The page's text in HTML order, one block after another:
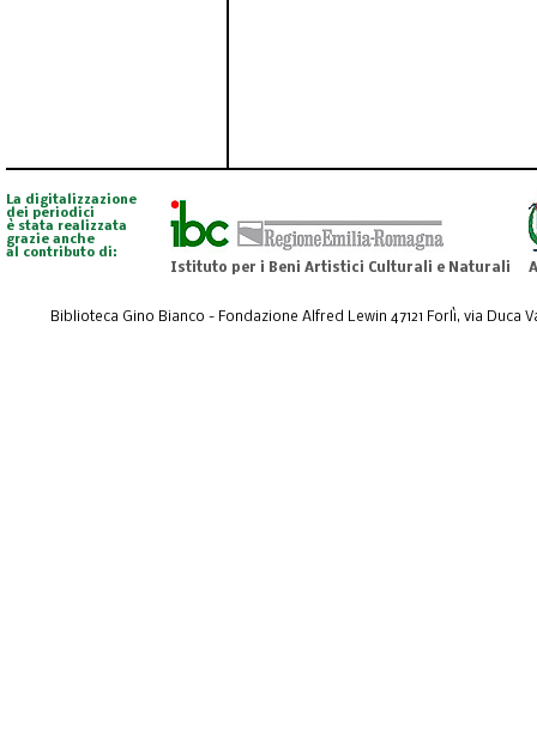
La digitalizzazione
dei periodici
è stata realizzata
grazie anche
al contributo di:
Istituto per i Beni Artistici Culturali e Naturali
Biblioteca Gino Bianco - Fondazione Alfred Lewin 47121 Forlì, via Duca